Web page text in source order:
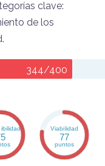
clave:
de los
344/400
Viabilidad
77
puntos